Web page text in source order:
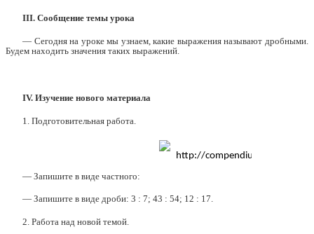
III. Сообщение темы урока
— Сегодня на уроке мы узнаем, какие выражения называют дробными.
Будем находить значения таких выражений.
IV. Изучение нового материала
1. Подготовительная работа.
— Запишите в виде частного:
— Запишите в виде дроби: 3 : 7; 43 : 54; 12 : 17.
2. Работа над новой темой.